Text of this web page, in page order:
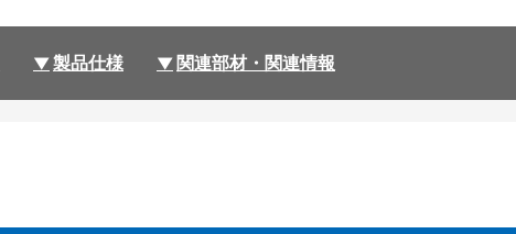
製品仕様 関連部材・関連情報